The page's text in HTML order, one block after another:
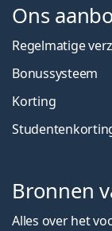
Ons
Regelmatige
Bonussysteem
Korting
Bronnen
Alles over het